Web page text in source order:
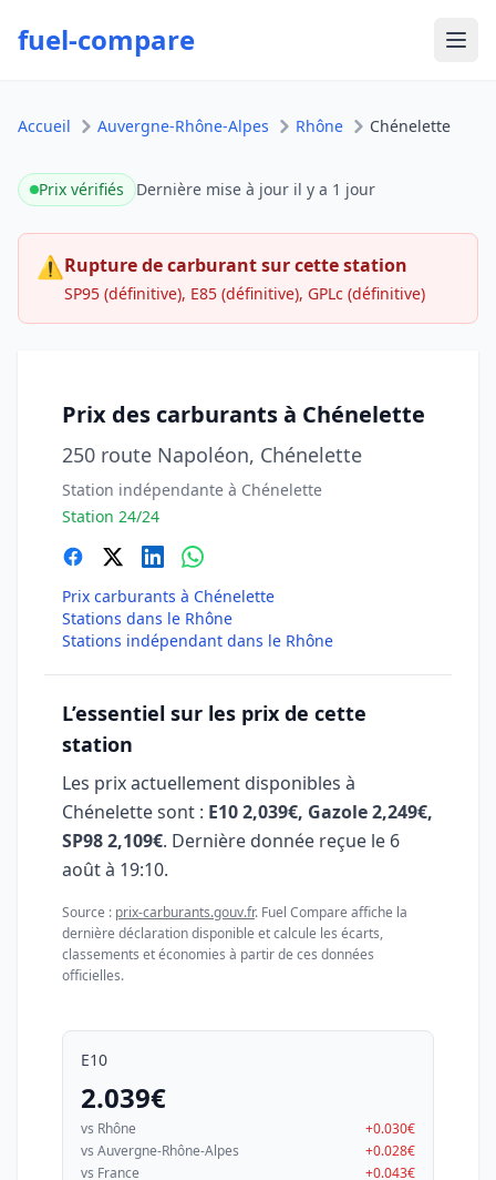
fuel-compare
Accueil Auvergne-Rhône-Alpes Rhône Chénelette
Prix vérifiés Dernière mise à jour il y a 1 jour
⚠Rupture de carburant sur cette station
SP95 (définitive), E85 (définitive), GPLc (définitive)
Prix des carburants à Chénelette
250 route Napoléon, Chénelette
Station indépendante à Chénelette
Station 24/24
Prix carburants à Chénelette
Stations dans le Rhône
Stations indépendant dans le Rhône
L’essentiel sur les prix de cette
station
Les prix actuellement disponibles à
Chénelette sont : E10 2,039€, Gazole 2,249€,
SP98 2,109€. Dernière donnée reçue le 6
août à 19:10.
Source : prix-carburants.gouv.fr. Fuel Compare affiche la
dernière déclaration disponible et calcule les écarts,
classements et économies à partir de ces données
officielles.
E10
2.039€
vs Rhône
+0.030€
vs Auvergne-Rhône-Alpes
+0.028€
vs France
+0.043€